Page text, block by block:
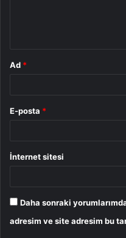
Ad *
E-posta *
İnternet sitesi
Daha sonraki
adresim ve site adresim bu